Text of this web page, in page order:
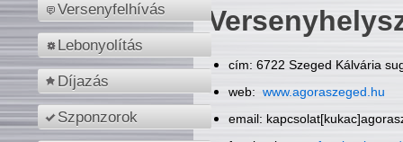
Versenyfelhívás
Lebonyolítás
Díjazás
Szponzorok
cím: 6722 Szeged Kálvária
web: www.agoraszeged.hu
email: